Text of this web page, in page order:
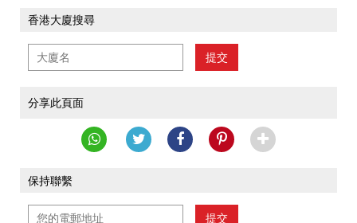
香港大廈搜尋
提交
分享此頁面
保持聯繫
提交